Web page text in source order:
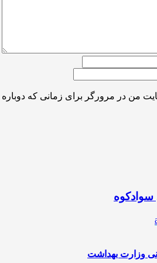
من در مرورگر برای زمانی که
سوادکوه
وزارت بهداشت